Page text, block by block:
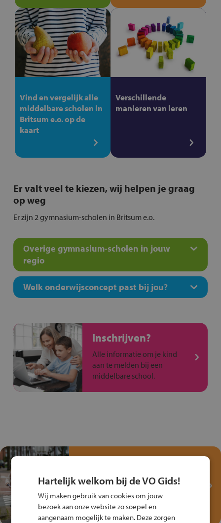
Vind en vergelijk alle
middelbare scholen in
Britsum e.o. op de
kaart
Verschillende
manieren van leren
Er valt veel te kiezen, wij helpen je graag
op weg
Er zijn 2 gymnasium-scholen in Britsum e.o.
Overige gymnasium-scholen in jouw
regio
Welk onderwijsconcept past bij jou?
Inschrijven?
Alle informatie om je kind
aan te melden bij een
middelbare school.
Test je kennis met het
Verkeersspel!
Speel het Fiets Veilig Verkeersspel
en win een Cortina-fiets!
Hartelijk welkom bij de VO Gids!
Wij maken gebruik van cookies om jouw
bezoek aan onze website zo soepel en
aangenaam mogelijk te maken. Deze zorgen